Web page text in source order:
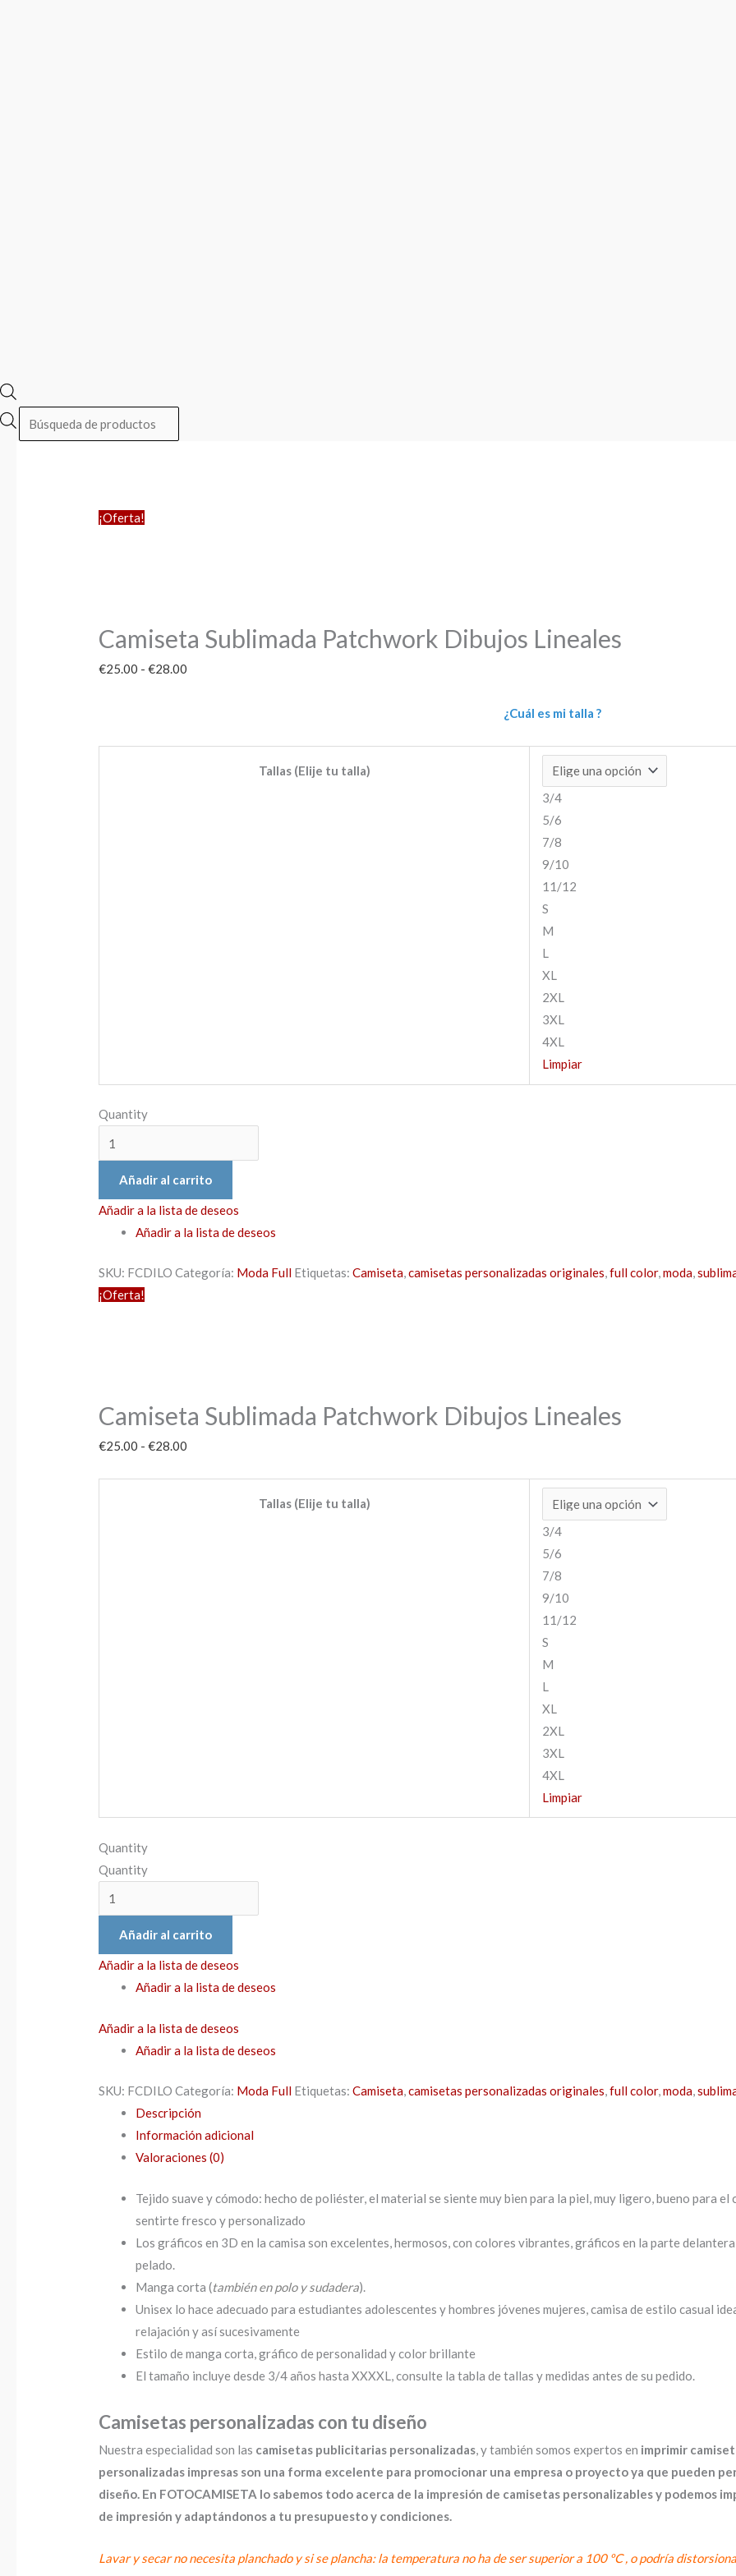
¡Oferta!
Camiseta Sublimada Patchwork Dibujos Lineales
€25.00 - €28.00
¿Cuál es mi talla ?
Tallas (Elije tu talla)
3/4
5/6
7/8
9/10
11/12
S
M
L
XL
2XL
3XL
4XL
Limpiar
Quantity
Añadir al carrito
Añadir a la lista de deseos
Añadir a la lista de deseos
SKU: FCDILO Categoría: Moda Full Etiquetas:Camiseta,camisetas personalizadas originales,full color,moda,
¡Oferta!
Camiseta Sublimada Patchwork Dibujos Lineales
€25.00 - €28.00
Tallas (Elije tu talla)
3/4
5/6
7/8
9/10
11/12
S
M
L
XL
2XL
3XL
4XL
Limpiar
Quantity
Quantity
Añadir al carrito
Añadir a la lista de deseos
Añadir a la lista de deseos
Añadir a la lista de deseos
Añadir a la lista de deseos
SKU: FCDILO Categoría: Moda Full Etiquetas:Camiseta,camisetas personalizadas originales,full color,moda,
Descripción
Información adicional
Valoraciones (0)
Tejido suave y cómodo: hecho de poliéster, el material se siente muy bien para la piel, muy ligero, bueno para
sentirte fresco y personalizado
Los gráficos en 3D en la camisa son excelentes, hermosos, con colores vibrantes, gráficos en la parte
pelado.
Manga corta (también en polo y sudadera).
Unisex lo hace adecuado para estudiantes adolescentes y hombres jóvenes mujeres, camisa de estilo casual
relajación y así sucesivamente
Estilo de manga corta, gráfico de personalidad y color brillante
El tamaño incluye desde 3/4 años hasta XXXXL, consulte la tabla de tallas y medidas antes de su pedido.
Camisetas personalizadas con tu diseño
Nuestra especialidad son las camisetas publicitarias personalizadas, y también somos expertos en imprimir
personalizadas impresas son una forma excelente para promocionar una empresa o proyecto ya que pueden
diseño. En FOTOCAMISETA lo sabemos todo acerca de la impresión de camisetas personalizables y podemos
de impresión y adaptándonos a tu presupuesto y condiciones.
Lavar y secar no necesita planchado y si se plancha: la temperatura no ha de ser superior a 100 ºC , o podría